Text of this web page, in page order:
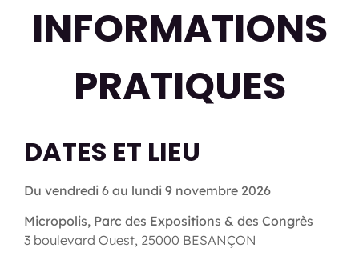
INFORMATIONS
PRATIQUES
DATES ET LIEU
Du vendredi 6 au lundi 9 novembre 2026
Micropolis, Parc des Expositions & des Congrès
3 boulevard Ouest, 25000 BESANÇON